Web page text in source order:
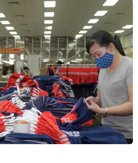
COVID-19
#Nguồn cung
Giang
Bắc Ninh
Đà Nẵng
Đồng Nai
TP. Hải Phòng
Hồ Chí Minh